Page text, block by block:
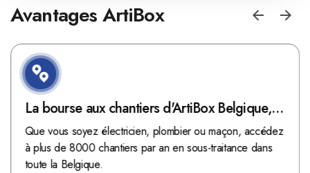
Avantages ArtiBox
La bourse aux chantiers d'ArtiBox Belgique,
véritable mine d'or !
Que vous soyez électricien, plombier ou maçon, accédez
à plus de 8000 chantiers par an en sous-traitance dans
toute la Belgique.